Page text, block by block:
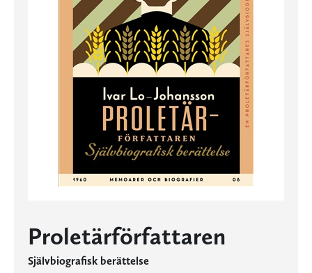
Proletärförfattaren
Självbiografisk berättelse